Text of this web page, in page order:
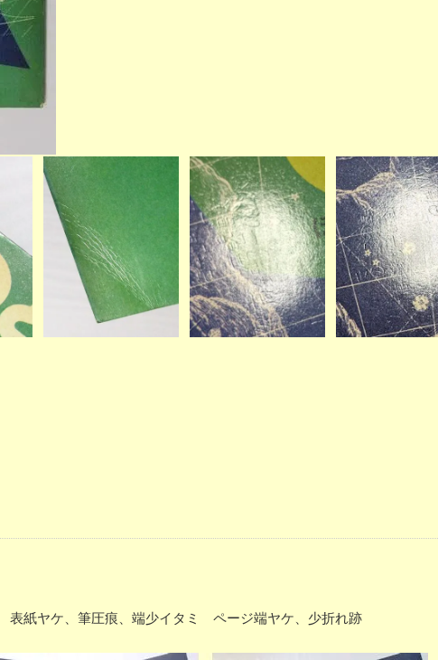
ヤケ、筆圧痕、端少イタミ ページ端ヤケ、少折れ跡